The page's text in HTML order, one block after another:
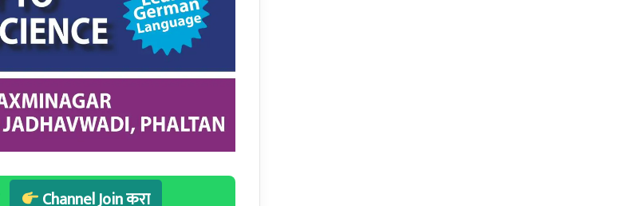
Channel Join करा